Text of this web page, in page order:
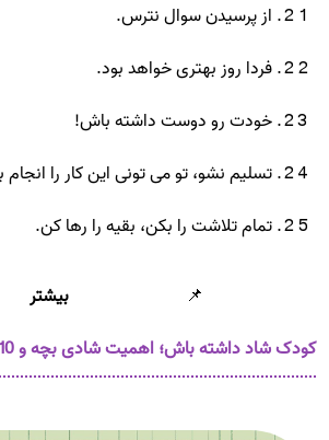
از پرسیدن سوال نترس.
فردا روز بهتری خواهد بود.
خودت رو دوست داشته باش!
تسلیم نشو، تو می تونی این کار را
تمام تلاشت را بکن، بقیه را رها کن.
📌
کودک شاد داشته باش؛ اهمیت شادی بچه و 10 راز کودک شاد